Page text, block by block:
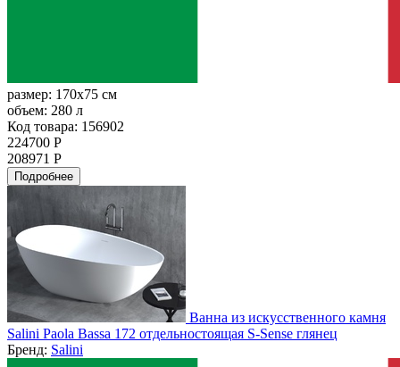
размер: 170x75 см
объем: 280 л
Код товара: 156902
224700 Р
208971 Р
Подробнее
Ванна из искусственного камня
Salini Paola Bassa 172 отдельностоящая S-Sense глянец
Бренд: Salini